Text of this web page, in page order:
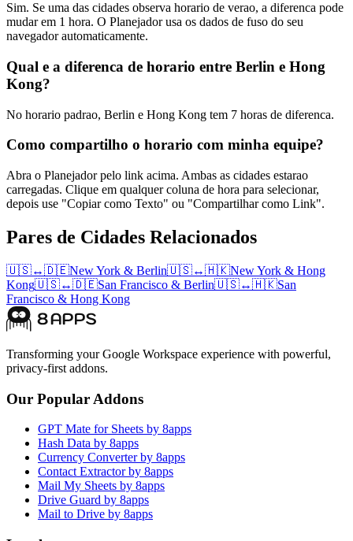
Sim. Se uma das cidades observa horario de verao, a diferenca pode
mudar em 1 hora. O Planejador usa os dados de fuso do seu
navegador automaticamente.
Qual e a diferenca de horario entre Berlin e Hong
Kong?
No horario padrao, Berlin e Hong Kong tem 7 horas de diferenca.
Como compartilho o horario com minha equipe?
Abra o Planejador pelo link acima. Ambas as cidades estarao
carregadas. Clique em qualquer coluna de hora para selecionar,
depois use "Copiar como Texto" ou "Compartilhar como Link".
Pares de Cidades Relacionados
🇺🇸↔🇩🇪New York & Berlin🇺🇸↔🇭🇰New York & Hong
Kong🇺🇸↔🇩🇪San Francisco & Berlin🇺🇸↔🇭🇰San
Francisco & Hong Kong
Transforming your Google Workspace experience with powerful,
privacy-first addons.
Our Popular Addons
GPT Mate for Sheets by 8apps
Hash Data by 8apps
Currency Converter by 8apps
Contact Extractor by 8apps
Mail My Sheets by 8apps
Drive Guard by 8apps
Mail to Drive by 8apps